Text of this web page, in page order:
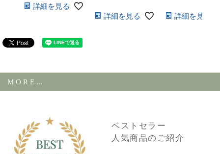
詳細を見る
詳細を見る 詳細を見る
M O R E ...
ベストセラー
人気商品のご紹介